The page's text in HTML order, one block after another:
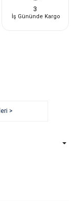
3
İş Gününde Kargo
>